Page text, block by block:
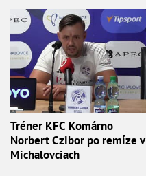
Tréner KFC Komárno
Norbert Czibor po remíze v
Michalovciach